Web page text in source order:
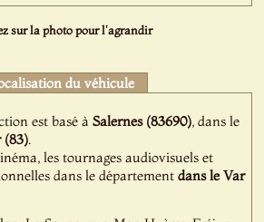
sur la photo pour l'agrandir
du véhicule
est basé àSalernes (83690), dans le
(83).
les tournages audiovisuels et
dans le départementdans le Var